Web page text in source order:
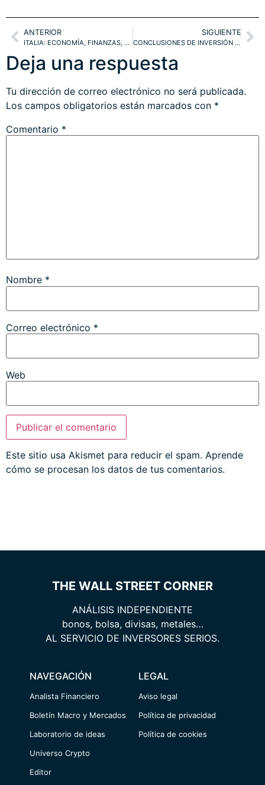
ANTERIOR
ITALIA: ECONOMÍA, FINANZAS, REFERÉNDUM Y REACCIONES. ANÁLISIS TÉCNICO Y PROYECCIONES MILÁN, IBEX, DAX
SIGUIENTE
CONCLUSIONES DE INVERSIÓN CRÍTICAS DE LOS NUEVOS HÁBITOS DE CONSUMO. DOW TRANSPORTES, RUSSELL, EUROSTOXX.
Deja una respuesta
Tu dirección de correo electrónico no será publicada.
Los campos obligatorios están marcados con *
Comentario *
Nombre *
Correo electrónico *
Web
Este sitio usa Akismet para reducir el spam. Aprende
cómo se procesan los datos de tus comentarios.
THE WALL STREET CORNER
ANÁLISIS INDEPENDIENTE
bonos, bolsa, divisas, metales…
AL SERVICIO DE INVERSORES SERIOS.
NAVEGACIÓN
Analista Financiero
Boletín Macro y Mercados
Laboratorio de ideas
Universo Crypto
Editor
LEGAL
Aviso legal
Política de privacidad
Política de cookies